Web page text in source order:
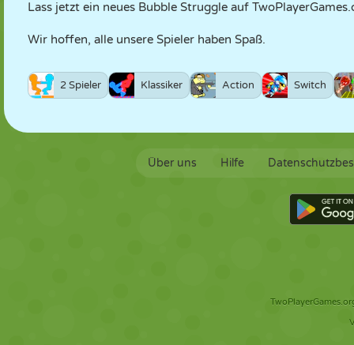
Lass jetzt ein neues Bubble Struggle auf
Wir hoffen, alle unsere Spieler haben Spaß.
2 Spieler Klassiker Action Switch
Über uns Hilfe